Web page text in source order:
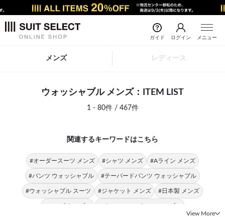
ガイド ログイン メニュー
メンズ レディース
ウォッシャブル メンズ：ITEM LIST
1 - 80件 / 467件
関連するキーワードはこちら
#オーダースーツ メンズ #シャツ メンズ #Aライン メンズ
#パンツ ウォッシャブル #テーパードパンツ ウォッシャブル
#ウォッシャブル スーツ #ジャケット メンズ #日本製 メンズ
#メンズ トップス #パンツスーツ ウォッシャブル
View More